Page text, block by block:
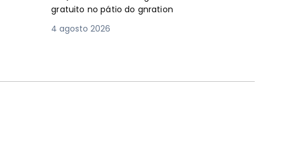
gratuito no pátio do gnration
4 agosto 2026